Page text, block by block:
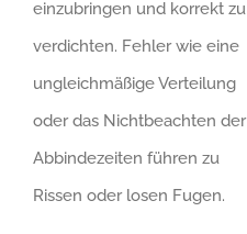
einzubringen und korrekt zu
verdichten. Fehler wie eine
ungleichmäßige Verteilung
oder das Nichtbeachten der
Abbindezeiten führen zu
Rissen oder losen Fugen.